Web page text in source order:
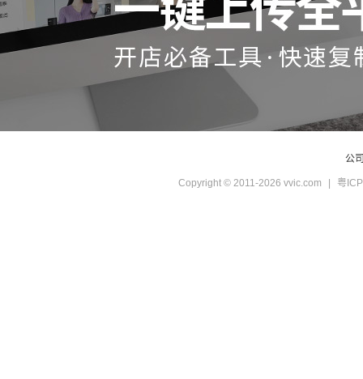
公
Copyright © 2011-2026 vvic.com 粤